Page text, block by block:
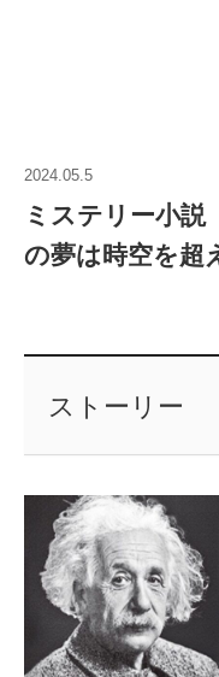
2024.05.5
ミステリー小説
の夢は時空を超
ストーリー